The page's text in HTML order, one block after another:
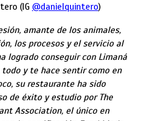
(IG @danielquintero)
amante de los animales,
los procesos y el servicio al
logrado conseguir con Limaná
y te hace sentir como en
su restaurante ha sido
de éxito y estudio por The
Association, el único en